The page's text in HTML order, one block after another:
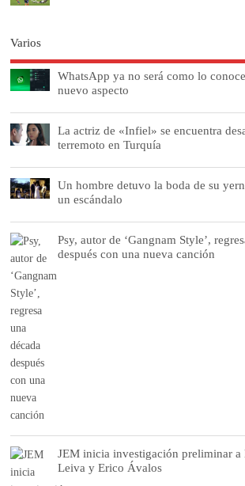
Varios
WhatsApp ya no será como lo
nuevo aspecto
La actriz de «Infiel» se encuentra
terremoto en Turquía
Un hombre detuvo la boda de su
un escándalo
Psy, autor de ‘Gangnam Style’,
después con una nueva canción
JEM inicia investigación preliminar a
Leiva y Erico Ávalos